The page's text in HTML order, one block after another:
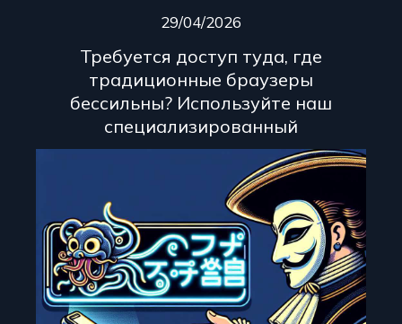
29/04/2026
Требуется доступ туда, где
традиционные браузеры
бессильны? Используйте наш
специализированный